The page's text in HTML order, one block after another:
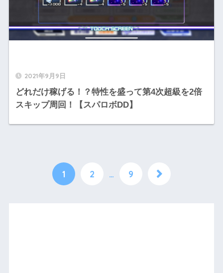
2021年9月9日
どれだけ稼げる！？特性を盛って第4次超級を2倍
スキップ周回！【スパロボDD】
1 2 … 9